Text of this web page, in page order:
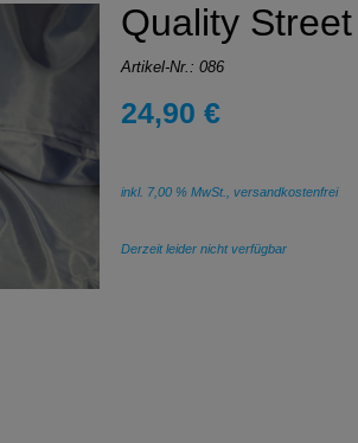
Quality
Artikel-Nr.: 086
24,90 €
inkl. 7,00 % MwSt., versandkostenfrei
Derzeit leider nicht verfügbar